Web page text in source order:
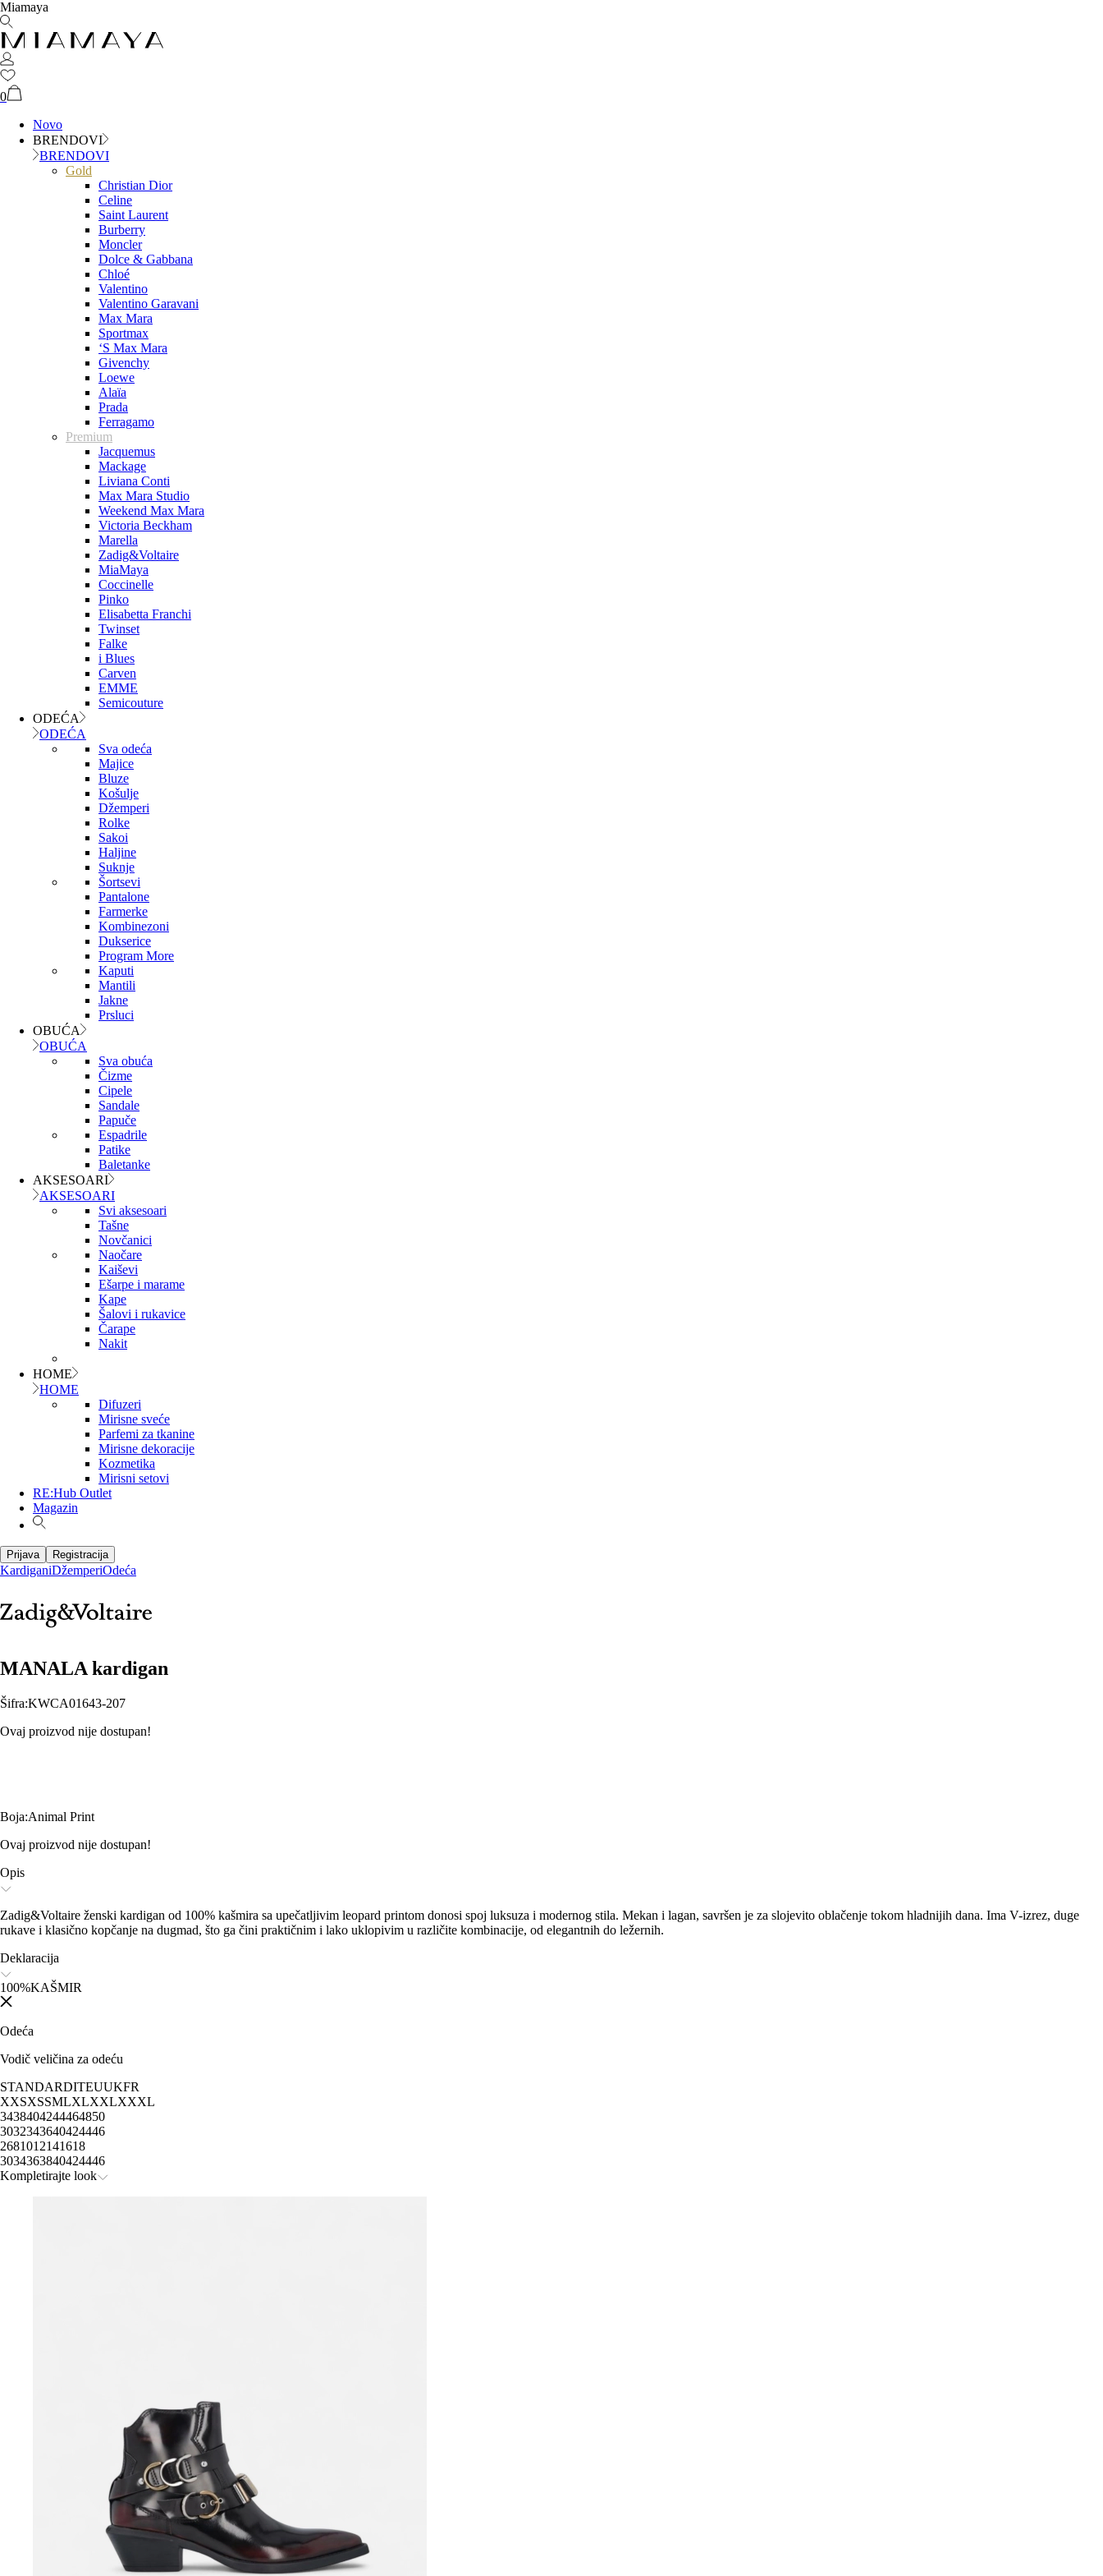
Miamaya
0
Novo
BRENDOVI
BRENDOVI
Gold
Christian Dior
Celine
Saint Laurent
Burberry
Moncler
Dolce & Gabbana
Chloé
Valentino
Valentino Garavani
Max Mara
Sportmax
‘S Max Mara
Givenchy
Loewe
Alaïa
Prada
Ferragamo
Premium
Jacquemus
Mackage
Liviana Conti
Max Mara Studio
Weekend Max Mara
Victoria Beckham
Marella
Zadig&Voltaire
MiaMaya
Coccinelle
Pinko
Elisabetta Franchi
Twinset
Falke
i Blues
Carven
EMME
Semicouture
ODEĆA
ODEĆA
Sva odeća
Majice
Bluze
Košulje
Džemperi
Rolke
Sakoi
Haljine
Suknje
Šortsevi
Pantalone
Farmerke
Kombinezoni
Dukserice
Program More
Kaputi
Mantili
Jakne
Prsluci
OBUĆA
OBUĆA
Sva obuća
Čizme
Cipele
Sandale
Papuče
Espadrile
Patike
Baletanke
AKSESOARI
AKSESOARI
Svi aksesoari
Tašne
Novčanici
Naočare
Kaiševi
Ešarpe i marame
Kape
Šalovi i rukavice
Čarape
Nakit
HOME
HOME
Difuzeri
Mirisne sveće
Parfemi za tkanine
Mirisne dekoracije
Kozmetika
Mirisni setovi
RE:Hub Outlet
Magazin
Prijava Registracija
KardiganiDžemperiOdeća
MANALA kardigan
Šifra:KWCA01643-207
Ovaj proizvod nije dostupan!
Boja:Animal Print
Ovaj proizvod nije dostupan!
Opis
Zadig&Voltaire ženski kardigan od 100% kašmira sa upečatljivim leopard printom donosi spoj luksuza i modernog stila. Mekan i lagan, savršen je za slojevito oblačenje tokom hladnijih dana. Ima V-izrez, duge
rukave i klasično kopčanje na dugmad, što ga čini praktičnim i lako uklopivim u različite kombinacije, od elegantnih do ležernih.
Deklaracija
100%KAŠMIR
Odeća
Vodič veličina za odeću
STANDARDITEUUKFR
XXSXSSMLXLXXLXXXL
3438404244464850
3032343640424446
2681012141618
3034363840424446
Kompletirajte look